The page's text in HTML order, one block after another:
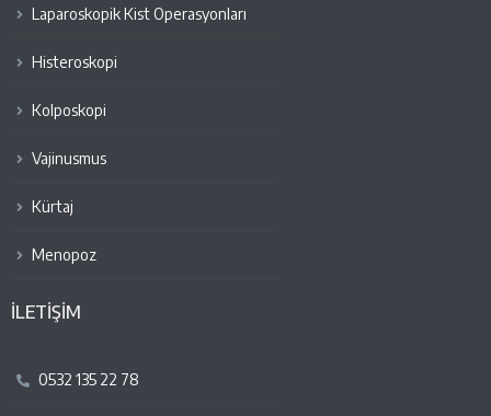
Laparoskopik Kist Operasyonları
Histeroskopi
Kolposkopi
Vajinusmus
Kürtaj
Menopoz
İLETİŞİM
0532 135 22 78